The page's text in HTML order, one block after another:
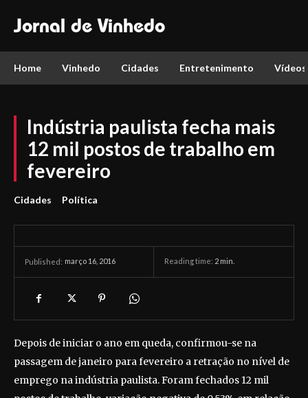
Jornal de Vinhedo
Home Vinhedo Cidades Entretenimento Vídeos
Indústria paulista fecha mais
12 mil postos de trabalho em
fevereiro
Cidades Política
Published: março 16, 2016 Reading time: 2 min.
Depois de iniciar o ano em queda, confirmou-se na
passagem de janeiro para fevereiro a retração no nível de
emprego na indústria paulista. Foram fechados 12 mil